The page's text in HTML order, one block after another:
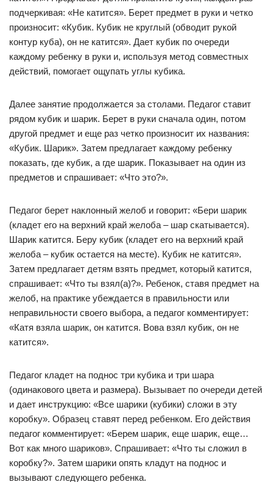
подчеркивая: «Не катится». Берет предмет в руки и четко
произносит: «Кубик. Кубик не круглый (обводит рукой
контур куба), он не катится». Дает кубик по очереди
каждому ребенку в руки и, используя метод совместных
действий, помогает ощупать углы кубика.
Далее занятие продолжается за столами. Педагог ставит
рядом кубик и шарик. Берет в руки сначала один, потом
другой предмет и еще раз четко произносит их названия:
«Кубик. Шарик». Затем предлагает каждому ребенку
показать, где кубик, а где шарик. Показывает на один из
предметов и спрашивает: «Что это?».
Педагог берет наклонный желоб и говорит: «Бери шарик
(кладет его на верхний край желоба – шар скатывается).
Шарик катится. Беру кубик (кладет его на верхний край
желоба – кубик остается на месте). Кубик не катится».
Затем предлагает детям взять предмет, который катится,
спрашивает: «Что ты взял(а)?». Ребенок, ставя предмет на
желоб, на практике убеждается в правильности или
неправильности своего выбора, а педагог комментирует:
«Катя взяла шарик, он катится. Вова взял кубик, он не
катится».
Педагог кладет на поднос три кубика и три шара
(одинакового цвета и размера). Вызывает по очереди детей
и дает инструкцию: «Все шарики (кубики) сложи в эту
коробку». Образец ставят перед ребенком. Его действия
педагог комментирует: «Берем шарик, еще шарик, еще…
Вот как много шариков». Спрашивает: «Что ты сложил в
коробку?». Затем шарики опять кладут на поднос и
вызывают следующего ребенка.